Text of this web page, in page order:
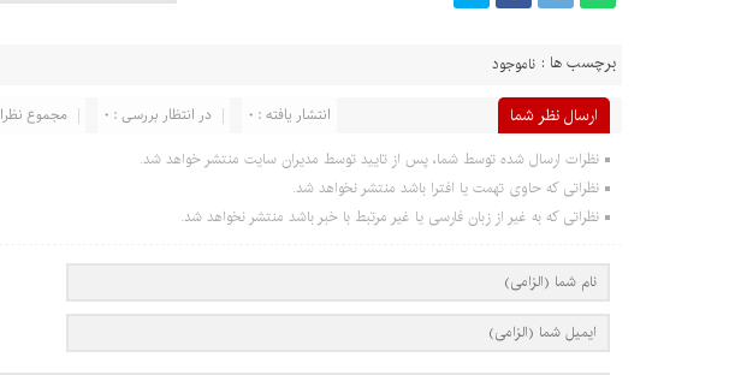
برچسب ها : ناموجود
ارسال نظر شما مجموع در انتظار بررسی : 0 انتشار یافته : 0
نظرات ارسال شده توسط شما، پس از تایید توسط مدیران سایت منتشر خواهد شد.
نظراتی که حاوی تهمت یا افترا باشد منتشر نخواهد شد.
نظراتی که به غیر از زبان فارسی یا غیر مرتبط با خبر باشد منتشر نخواهد شد.